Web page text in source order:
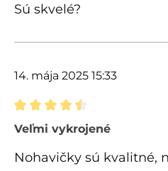
Sú skvelé?
14. mája 2025 15:33
Recenzia s hodnotením
Veľmi vykrojené
Nohavičky sú kvalitné,